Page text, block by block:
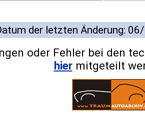
der letzten Änderung:
oder Fehler bei den
hiermitgeteilt